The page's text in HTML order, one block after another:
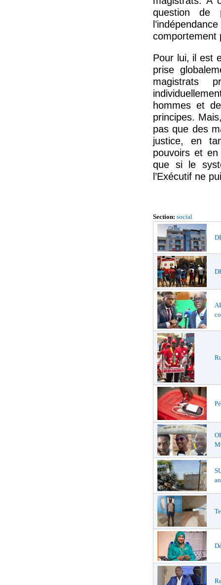
question de
comportement
Pour lui, il est
prise
magistrats
hommes et
principes.
pas que des
justice, en
pouvoirs et
que si le
l’Exécutif ne
Section: social